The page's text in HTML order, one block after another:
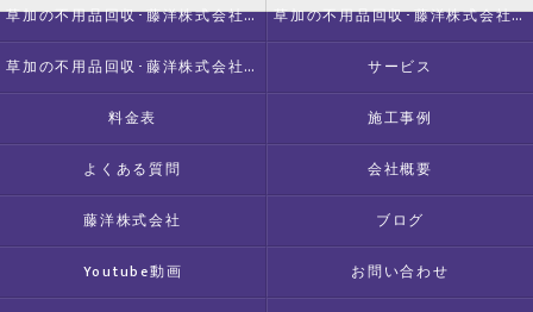
草加の不用品回収･藤洋株式会社の口コミ情報 草加の不用品回収･藤洋株式会社の評判
草加の不用品回収･藤洋株式会社のお客様の声 サービス
料金表 施工事例
よくある質問 会社概要
藤洋株式会社 ブログ
Youtube動画 お問い合わせ